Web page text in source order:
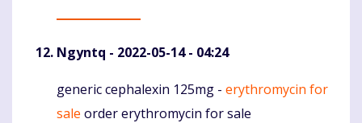
Ngyntq - 2022-05-14 - 04:24
Komentaras
generic cephalexin 125mg - erythromycin for
sale order erythromycin for sale